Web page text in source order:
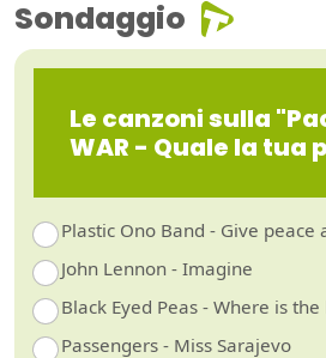
Sondaggio
Le canzoni sulla
WAR - Quale la tua
Plastic Ono Band - Give peace
John Lennon - Imagine
Black Eyed Peas - Where is the
Passengers - Miss Sarajevo